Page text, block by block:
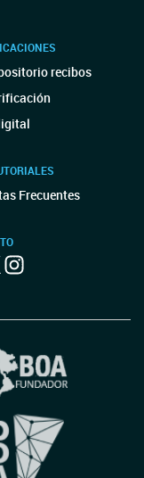
recibos
Frecuentes